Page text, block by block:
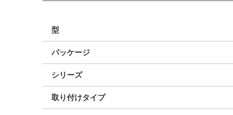
型
パッケージ
シリーズ
取り付けタイプ